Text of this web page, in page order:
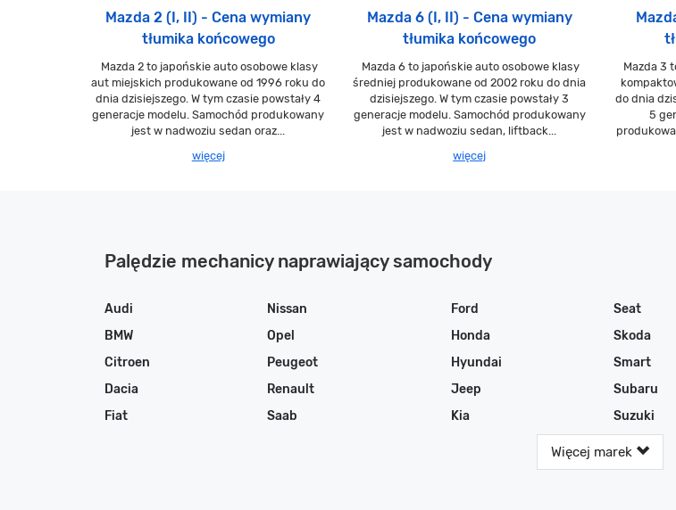
Mazda 2 (I, II) - Cena wymiany
tłumika końcowego
Mazda 2 to japońskie auto osobowe klasy
aut miejskich produkowane od 1996 roku do
dnia dzisiejszego. W tym czasie powstały 4
generacje modelu. Samochód produkowany
jest w nadwoziu sedan oraz...
więcej
Mazda 6 (I, II) - Cena wymiany
tłumika końcowego
Mazda 6 to japońskie auto osobowe klasy
średniej produkowane od 2002 roku do dnia
dzisiejszego. W tym czasie powstały 3
generacje modelu. Samochód produkowany
jest w nadwoziu sedan, liftback...
więcej
Mazda 3
do dnia
5
Palędzie mechanicy naprawiający samochody
Audi
BMW
Citroen
Dacia
Fiat
Ford
Honda
Hyundai
Jeep
Kia
Nissan
Opel
Peugeot
Renault
Saab
Seat
Skoda
Smart
Subaru
Suzuki
Więcej marek